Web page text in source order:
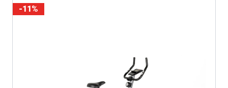
-11%